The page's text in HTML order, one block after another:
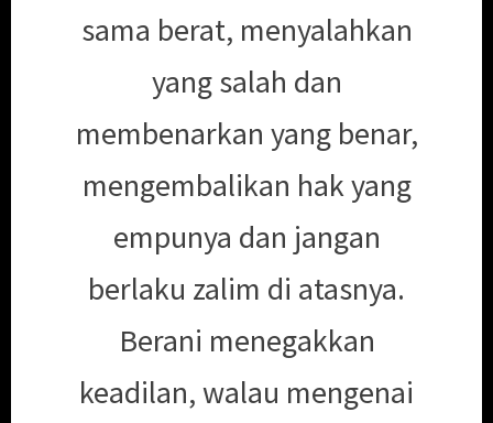
sama berat, menyalahkan
yang salah dan
membenarkan yang benar,
mengembalikan hak yang
empunya dan jangan
berlaku zalim di atasnya.
Berani menegakkan
keadilan, walau mengenai